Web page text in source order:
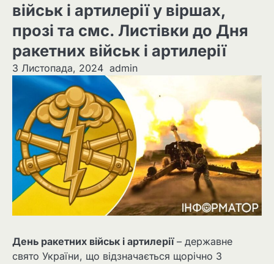
військ і артилерії у віршах,
прозі та смс. Листівки до Дня
ракетних військ і артилерії
3 Листопада, 2024 admin
День ракетних військ і артилерії– державне
свято України, що відзначається щорічно 3